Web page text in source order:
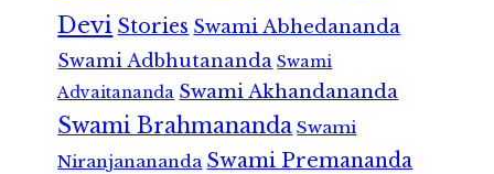
Devi Stories Swami Abhedananda
Swami Adbhutananda Swami
Advaitananda Swami Akhandananda
Swami Brahmananda Swami
Niranjanananda Swami Premananda